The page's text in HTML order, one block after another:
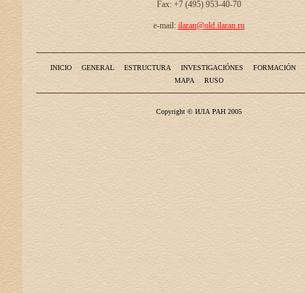
Fax: +7 (495) 953-40-70
e-mail: ilaran@old.ilaran.ru
INICIO GENERAL ESTRUCTURA INVESTIGACIÓNES FORMACIÓN
MAPA
RUSO
Copyright © ИЛА РАН 2005